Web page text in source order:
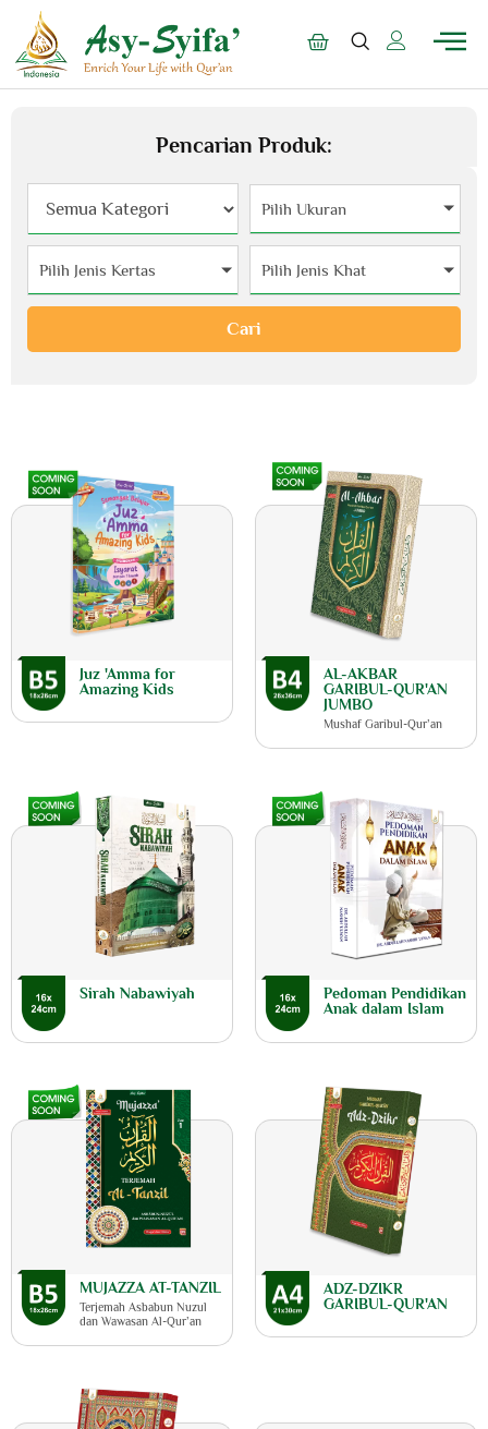
Pencarian Produk:
Pilih Ukuran
Pilih Jenis Kertas Pilih Jenis Khat
Cari
Juz 'Amma for
Amazing Kids
AL-AKBAR
GARIBUL-QUR'AN
JUMBO
Mushaf Garibul-Qur’an
Sirah Nabawiyah
Pedoman Pendidikan
Anak dalam Islam
MUJAZZA AT-TANZIL
Terjemah Asbabun Nuzul
dan Wawasan Al-Qur’an
ADZ-DZIKR
GARIBUL-QUR'AN